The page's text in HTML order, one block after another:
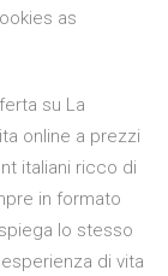
as
su La
online a prezzi
italiani ricco di
in formato
lo stesso
di vita